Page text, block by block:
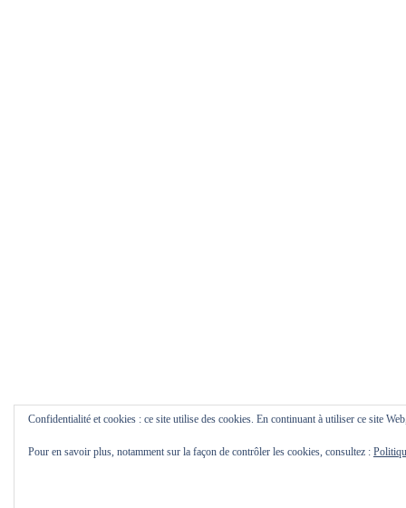
Confidentialité et cookies : ce site utilise des cookies. En continuant à utiliser ce site
Pour en savoir plus, notamment sur la façon de contrôler les cookies, consultez :